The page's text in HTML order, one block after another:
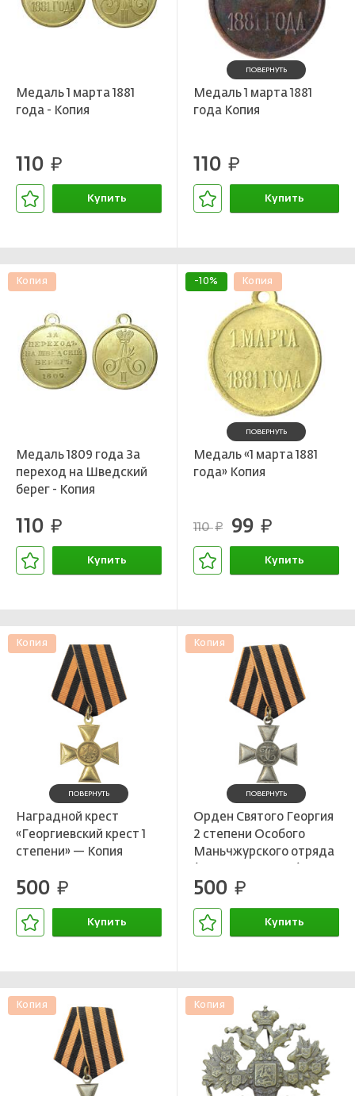
Медаль 1 марта 1881
года - Копия
110 руб.
Купить
ПОВЕРНУТЬ
Медаль 1 марта 1881
года Копия
110 руб.
Купить
Копия
Медаль 1809 года За
переход на Шведский
берег - Копия
110 руб.
Купить
-10% Копия
ПОВЕРНУТЬ
Медаль «1 марта 1881
года» Копия
110руб. 99 руб.
Купить
Копия
ПОВЕРНУТЬ
Наградной крест
«Георгиевский крест 1
степени» — Копия
500 руб.
Купить
Копия
ПОВЕРНУТЬ
Орден Святого Георгия
2 степени Особого
Маньчжурского отряда
год — Копия
500 руб.
Купить
Копия Копия